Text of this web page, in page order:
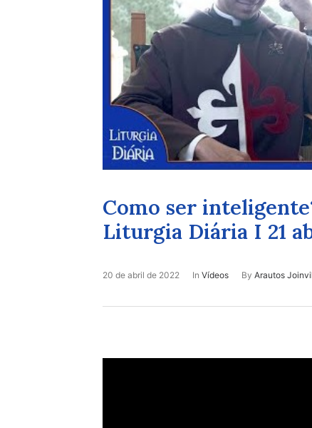
Como ser
Liturgia Diária I 21
20 de abril de 2022 In Vídeos By Arautos